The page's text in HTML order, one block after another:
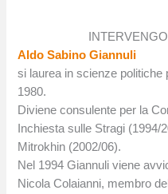
Aldo Sabino Giannuli
si laurea in scienze politiche
1980.
Diviene consulente per la
Inchiesta sulle Stragi
Mitrokhin (2002/06).
Nel 1994 Giannuli viene
Nicola Colaianni, membro